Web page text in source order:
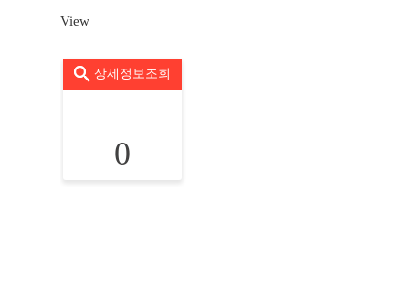
View
상세정보조회
0